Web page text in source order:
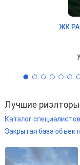
ЖК
Лучшие
Каталог специалистов
Закрытая база